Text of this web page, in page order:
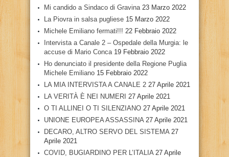
Mi candido a Sindaco di Gravina 23 Marzo 2022
La Piovra in salsa pugliese 15 Marzo 2022
Michele Emiliano fermati!!! 22 Febbraio 2022
Intervista a Canale 2 – Ospedale della Murgia: le
accuse di Mario Conca 19 Febbraio 2022
Ho denunciato il presidente della Regione Puglia
Michele Emiliano 15 Febbraio 2022
LA MIA INTERVISTA A CANALE 2 27 Aprile 2021
LA VERITÀ È NEI NUMERI 27 Aprile 2021
O TI ALLINEI O TI SILENZIANO 27 Aprile 2021
UNIONE EUROPEA ASSASSINA 27 Aprile 2021
DECARO, ALTRO SERVO DEL SISTEMA 27
Aprile 2021
COVID, BUGIARDINO PER L’ITALIA 27 Aprile